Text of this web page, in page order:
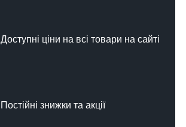
Доступні ціни на всі товари на сайті
Постійні знижки та акції